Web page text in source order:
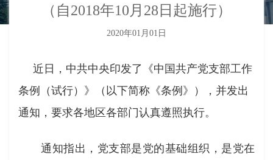
（自2018年10月28日起施行）
2020年01月01日
近日，中共中央印发了《中国共产党支部工作
条例（试行）》（以下简称《条例》），并发出
通知，要求各地区各部门认真遵照执行。
通知指出，党支部是党的基础组织，是党在